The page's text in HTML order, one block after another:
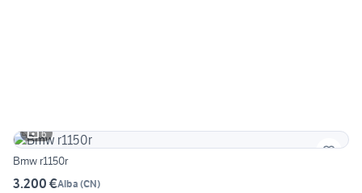
6
Bmw r1150r
3.200 €Alba (CN)